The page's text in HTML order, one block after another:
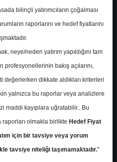
679,11 ₺
%59.14
Sayısı
11
2
bilinçli yatırımcıların çoğalması
raporlarını ve hedef fiyatlarını
neye/neden yatırım yapıldığını tam
bakış açılarını,
dikkate aldıkları kriterleri
yalnızca bu raporlar veya analizlere
maddi kayıplara uğratabilir.. Bu
olmakla birlikte Hedef Fiyat
için bir tavsiye veya yorum
tavsiye niteliği taşımamaktadır."